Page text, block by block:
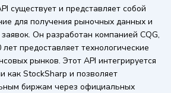
существует и представляет собой
для получения рыночных данных и
Он разработан компанией CQG,
предоставляет технологические
рынков. Этот API интегрируется
как StockSharp и позволяет
биржам через официальных